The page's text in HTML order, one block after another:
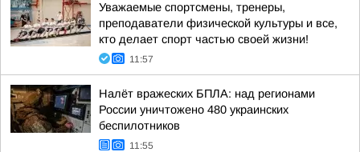
Уважаемые спортсмены, тренеры,
преподаватели физической культуры и все,
кто делает спорт частью своей жизни!
11:57
Налёт вражеских БПЛА: над регионами
России уничтожено 480 украинских
беспилотников
11:55